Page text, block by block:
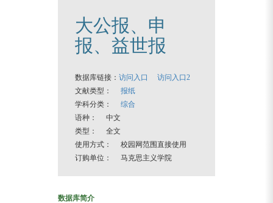
大公报、申
报、益世报
数据库链接： 访问入口
访问入口2
文献类型： 报纸
学科分类： 综合
语种： 中文
类型： 全文
使用方式： 校园网范围直接使用
订购单位： 马克思主义学院
数据库简介